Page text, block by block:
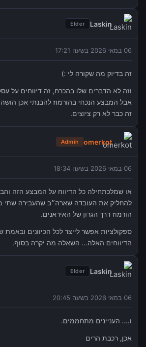
Laskin
Elder
06 במאי 2026 בשעה 17:21
זה בדיוק מה שקורה לי :)
וזה לא הדברים שלו בהכרח, זה דיווחים על
אבל המבצע הנכחי בהורמוז להבנתי אכן
זה כבר לא רק ציוצים.
omerkot
Admin
06 במאי 2026 בשעה 18:34
או שמלכתחילה כל הדיווח על המבצע הזה
להחליק את העובדה שארה״ב שהעבירה שתי
הורמוז דרך הגרון של האיראנים.
ספקולציות אפשר לייצר לכל הכיוונים ובאמת
הדיווחים האלה... השאלה מה יקרה בסוף.
Laskin
Elder
06 במאי 2026 בשעה 20:45
ו…. העניינים מתחממים.
אכן, רכבת הרים